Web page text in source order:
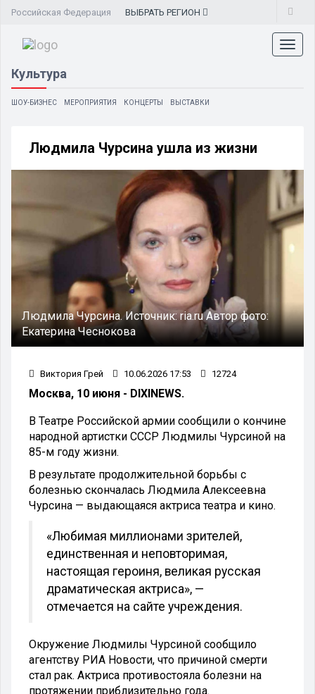
Российская Федерация ВЫБРАТЬ РЕГИОН
Культура
ШОУ-БИЗНЕС МЕРОПРИЯТИЯ КОНЦЕРТЫ ВЫСТАВКИ
Людмила Чурсина ушла из жизни
Людмила Чурсина.Источник:ria.ruАвтор фото:
Екатерина Чеснокова
Виктория Грей 10.06.2026 17:53 12724
Москва, 10 июня - DIXINEWS.
В Театре Российской армии сообщили о кончине
народной артистки СССР Людмилы Чурсиной на
85-м году жизни.
В результате продолжительной борьбы с
болезнью скончалась Людмила Алексеевна
Чурсина — выдающаяся актриса театра и кино.
«Любимая миллионами зрителей,
единственная и неповторимая,
настоящая героиня, великая русская
драматическая актриса», —
отмечается на сайте учреждения.
Окружение Людмилы Чурсиной сообщило
агентству РИА Новости, что причиной смерти
стал рак. Актриса противостояла болезни на
протяжении приблизительно года.